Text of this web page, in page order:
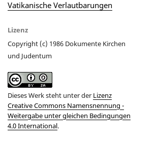
Vatikanische Verlautbarungen
Lizenz
Copyright (c) 1986 Dokumente Kirchen
und Judentum
Dieses Werk steht unter der Lizenz
Creative Commons Namensnennung -
Weitergabe unter gleichen Bedingungen
4.0 International.